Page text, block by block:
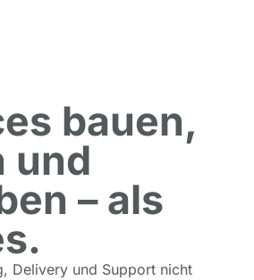
bauen,
und
– als
Delivery und Support nicht